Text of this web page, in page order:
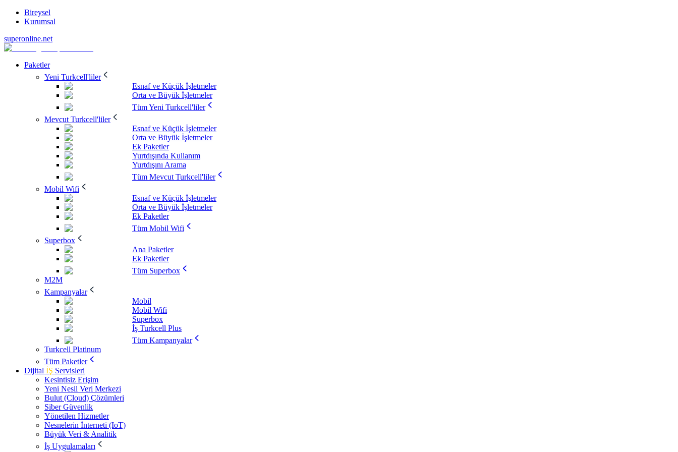
Bireysel
Kurumsal
superonline.net
Paketler
Yeni Turkcell'liler
Esnaf ve Küçük İşletmeler
Orta ve Büyük İşletmeler
Tüm Yeni Turkcell'liler
Mevcut Turkcell'liler
Esnaf ve Küçük İşletmeler
Orta ve Büyük İşletmeler
Ek Paketler
Yurtdışında Kullanım
Yurtdışını Arama
Tüm Mevcut Turkcell'liler
Mobil Wifi
Esnaf ve Küçük İşletmeler
Orta ve Büyük İşletmeler
Ek Paketler
Tüm Mobil Wifi
Superbox
Ana Paketler
Ek Paketler
Tüm Superbox
M2M
Kampanyalar
Mobil
Mobil Wifi
Superbox
İş Turkcell Plus
Tüm Kampanyalar
Turkcell Platinum
Tüm Paketler
Dijital İŞ Servisleri
Kesintisiz Erişim
Yeni Nesil Veri Merkezi
Bulut (Cloud) Çözümleri
Siber Güvenlik
Yönetilen Hizmetler
Nesnelerin İnterneti (IoT)
Büyük Veri & Analitik
İş Uygulamaları